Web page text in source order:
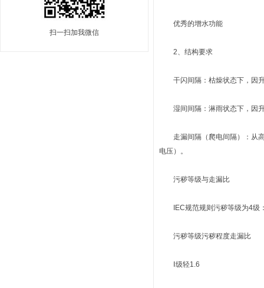
扫一扫加我微信
优秀的增水功能
2、结构要求
干闪间隔：枯燥状态下，因升
湿间间隔：淋雨状态下，因升
走漏间隔（爬电间隔）：从高
电压）。
污秽等级与走漏比
IEC规范规则污秽等级为4级
污秽等级污秽程度走漏比
Ⅰ级轻1.6